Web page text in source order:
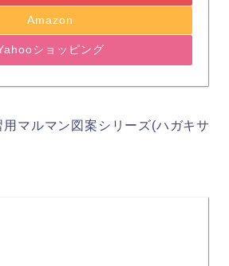
Amazon
ショッピング
マルマン図案シリーズ(ハガキサ